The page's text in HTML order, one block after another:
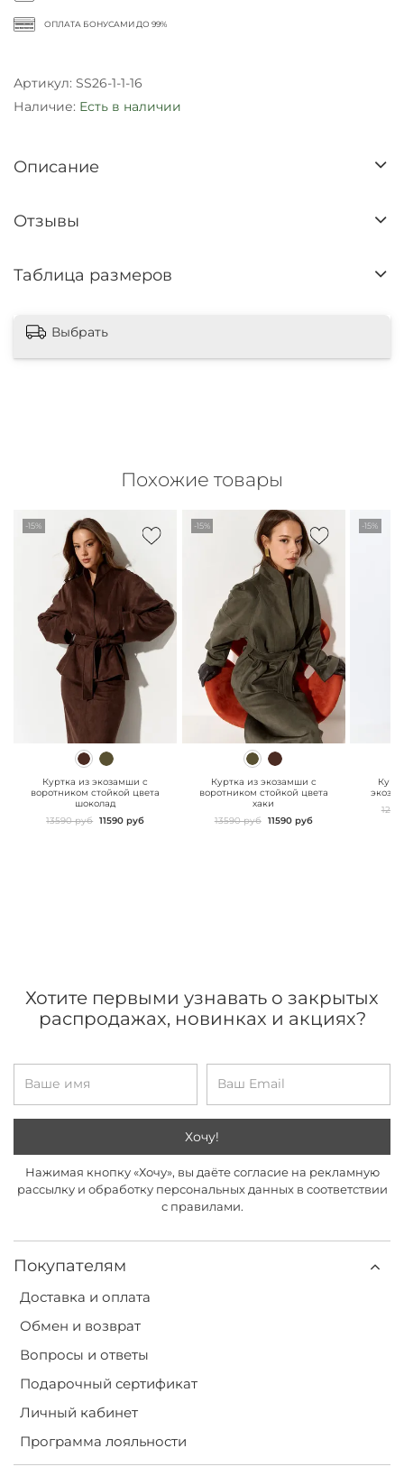
ОПЛАТА БОНУСАМИ ДО 99%
Артикул: SS26-1-1-16
Наличие: Есть в наличии
Описание
Отзывы
Таблица размеров
Выбрать
Похожие товары
-15%
" class="js-prevent-
Куртка из экозамши с
воротником стойкой цвета
шоколад
13590 руб 11590 руб
-15%
" class="js-prevent-
Куртка из экозамши с
воротником стойкой цвета
хаки
13590 руб 11590 руб
-15%
Покупателям
Доставка и оплата
Обмен и возврат
Вопросы и ответы
Подарочный сертификат
Личный кабинет
Программа лояльности
Хотите первыми узнавать о закрытых
распродажах, новинках и акциях?
Хочу!
Нажимая кнопку «Хочу», вы даёте согласие на рекламную
рассылку и обработку персональных данных в соответствии
с правилами.